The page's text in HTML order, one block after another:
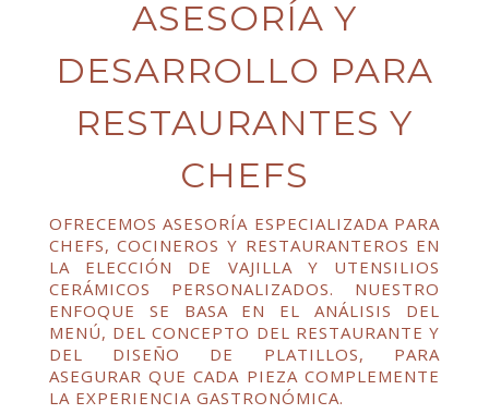
ASESORÍA Y
DESARROLLO PARA
RESTAURANTES Y
CHEFS
OFRECEMOS ASESORÍA ESPECIALIZADA PARA
CHEFS, COCINEROS Y RESTAURANTEROS EN
LA ELECCIÓN DE VAJILLA Y UTENSILIOS
CERÁMICOS PERSONALIZADOS. NUESTRO
ENFOQUE SE BASA EN EL ANÁLISIS DEL
MENÚ, DEL CONCEPTO DEL RESTAURANTE Y
DEL DISEÑO DE PLATILLOS, PARA
ASEGURAR QUE CADA PIEZA COMPLEMENTE
LA EXPERIENCIA GASTRONÓMICA.